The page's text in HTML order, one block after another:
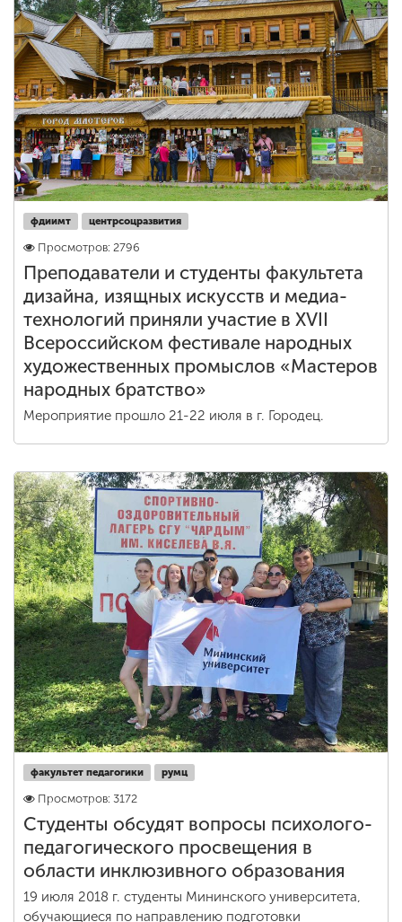
фдиимт центрсоцразвития
Просмотров: 2796
Преподаватели и студенты факультета
дизайна, изящных искусств и медиа-
технологий приняли участие в XVII
Всероссийском фестивале народных
художественных промыслов «Мастеров
народных братство»
Мероприятие прошло 21-22 июля в г. Городец.
факультет педагогики румц
Просмотров: 3172
Студенты обсудят вопросы психолого-
педагогического просвещения в
области инклюзивного образования
19 июля 2018 г. студенты Мининского университета,
обучающиеся по направлению подготовки